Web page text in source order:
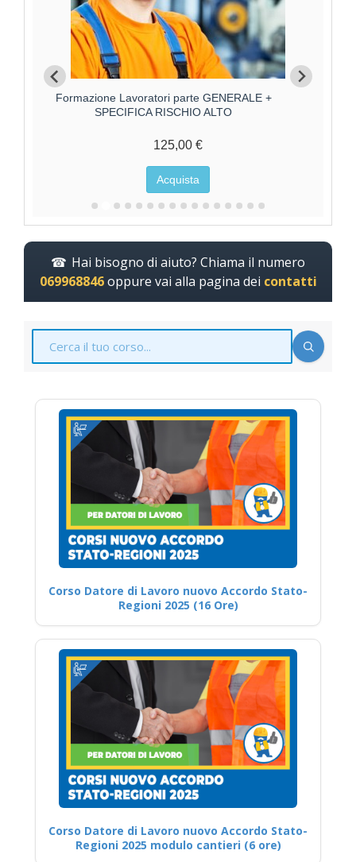
Formazione Lavoratore parte SPECIFICA RISCHIO
MEDIO
85,00 €
Acquista
Hai bisogno di aiuto? Chiama il numero
069968846oppure vai alla pagina dei contatti
Corso Datore di Lavoro nuovo Accordo Stato-
Regioni 2025 (16 Ore)
Corso Datore di Lavoro nuovo Accordo Stato-
Regioni 2025 modulo cantieri (6 ore)